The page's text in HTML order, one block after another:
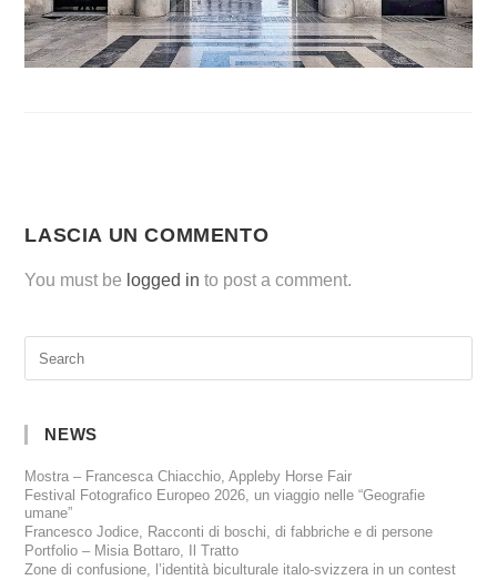
LASCIA UN COMMENTO
You must be logged in to post a comment.
NEWS
Mostra – Francesca Chiacchio, Appleby Horse Fair
Festival Fotografico Europeo 2026, un viaggio nelle “Geografie
umane”
Francesco Jodice, Racconti di boschi, di fabbriche e di persone
Portfolio – Misia Bottaro, Il Tratto
Zone di confusione, l’identità biculturale italo-svizzera in un contest